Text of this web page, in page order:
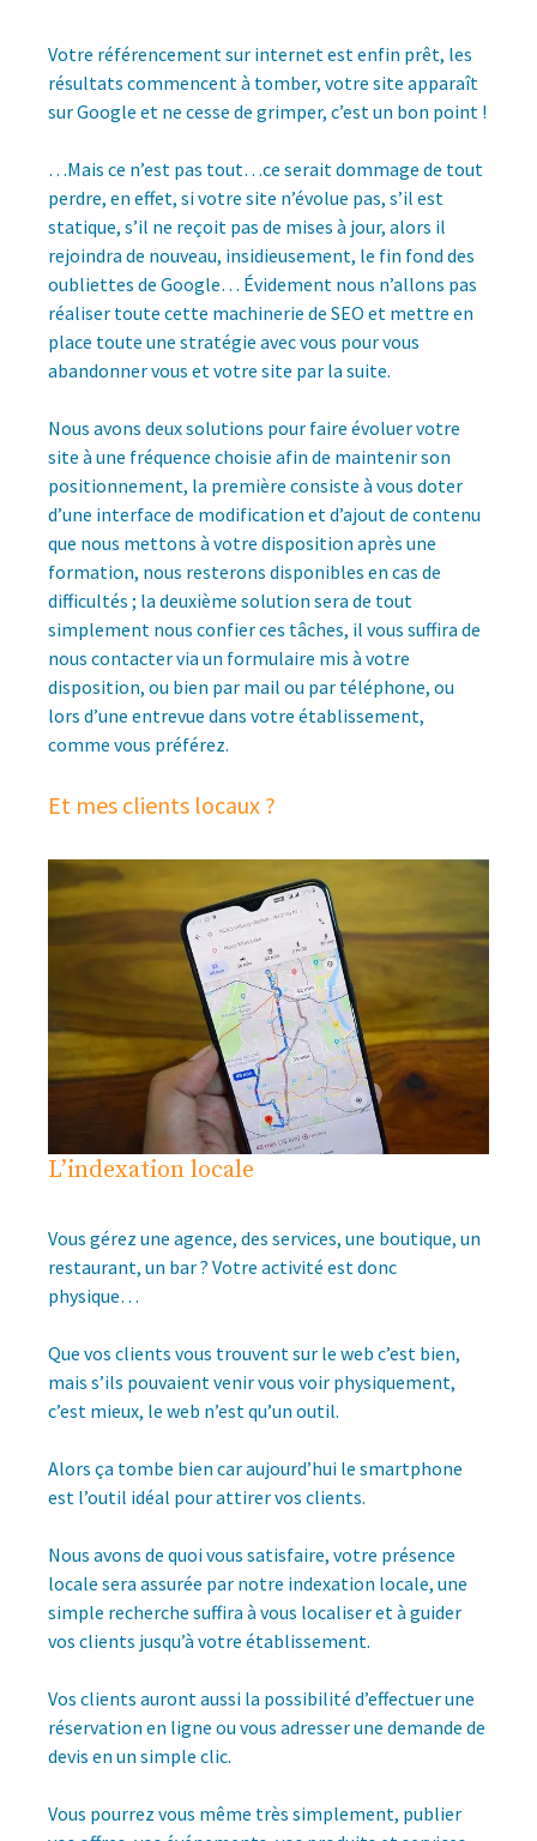
Votre référencement sur internet est enfin prêt, les
résultats commencent à tomber, votre site apparaît
sur Google et ne cesse de grimper, c’est un bon point !
…Mais ce n’est pas tout…ce serait dommage de tout
perdre, en effet, si votre site n’évolue pas, s’il est
statique, s’il ne reçoit pas de mises à jour, alors il
rejoindra de nouveau, insidieusement, le fin fond des
oubliettes de Google… Évidement nous n’allons pas
réaliser toute cette machinerie de SEO et mettre en
place toute une stratégie avec vous pour vous
abandonner vous et votre site par la suite.
Nous avons deux solutions pour faire évoluer votre
site à une fréquence choisie afin de maintenir son
positionnement, la première consiste à vous doter
d’une interface de modification et d’ajout de contenu
que nous mettons à votre disposition après une
formation, nous resterons disponibles en cas de
difficultés ; la deuxième solution sera de tout
simplement nous confier ces tâches, il vous suffira de
nous contacter via un formulaire mis à votre
disposition, ou bien par mail ou par téléphone, ou
lors d’une entrevue dans votre établissement,
comme vous préférez.
Et mes clients locaux ?
L’indexation locale
Vous gérez une agence, des services, une boutique, un
restaurant, un bar ? Votre activité est donc
physique…
Que vos clients vous trouvent sur le web c’est bien,
mais s’ils pouvaient venir vous voir physiquement,
c’est mieux, le web n’est qu’un outil.
Alors ça tombe bien car aujourd’hui le smartphone
est l’outil idéal pour attirer vos clients.
Nous avons de quoi vous satisfaire, votre présence
locale sera assurée par notre indexation locale, une
simple recherche suffira à vous localiser et à guider
vos clients jusqu’à votre établissement.
Vos clients auront aussi la possibilité d’effectuer une
réservation en ligne ou vous adresser une demande de
devis en un simple clic.
Vous pourrez vous même très simplement, publier